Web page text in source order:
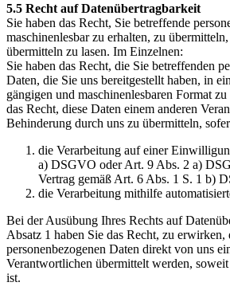
5.5 Recht auf Datenübertragbarkeit
Sie haben das Recht, Sie betreffende
maschinenlesbar zu erhalten, zu
übermitteln zu lasen. Im Einzelnen:
Sie haben das Recht, die Sie betreffenden
Daten, die Sie uns bereitgestellt haben, in
gängigen und maschinenlesbaren Format
das Recht, diese Daten einem anderen
Behinderung durch uns zu übermitteln,
die Verarbeitung auf einer
a) DSGVO oder Art. 9 Abs. 2 a)
Vertrag gemäß Art. 6 Abs. 1 S. 1 b)
die Verarbeitung mithilfe
Bei der Ausübung Ihres Rechts auf
Absatz 1 haben Sie das Recht, zu erwirken,
personenbezogenen Daten direkt von uns
Verantwortlichen übermittelt werden,
ist.